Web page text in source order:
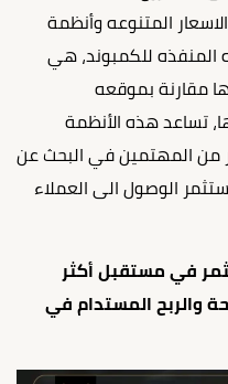
الاسعار المتنوعه وأنظمة
المنفذه للكمبوند، هي
مقارنة بموقعه
تساعد هذه الأنظمة
من المهتمين في البحث عن
الوصول الى العملاء
في مستقبل أكثر
والربح المستدام في